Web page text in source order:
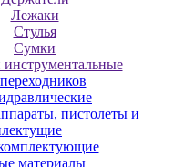
Лежаки
Стулья
Сумки
пистолеты и
материалы